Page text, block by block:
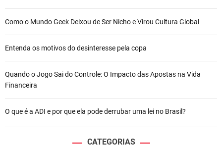
Como o Mundo Geek Deixou de Ser Nicho e Virou Cultura Global
Entenda os motivos do desinteresse pela copa
Quando o Jogo Sai do Controle: O Impacto das Apostas na Vida
Financeira
O que é a ADI e por que ela pode derrubar uma lei no Brasil?
CATEGORIAS